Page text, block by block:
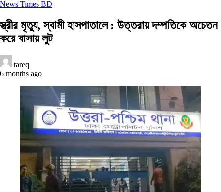
News Times BD
স্ত্রীর মৃত্যু, স্বামী হাসপাতালে : উত্তরায় দম্পতিকে অচেতন
করে বাসায় লুট
tareq
6 months ago